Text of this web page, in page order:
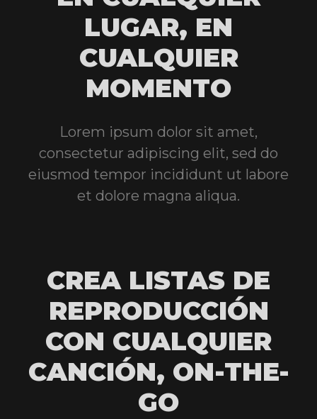
LUGAR, EN
CUALQUIER
MOMENTO
Lorem ipsum dolor sit amet,
consectetur adipiscing elit, sed do
eiusmod tempor incididunt ut labore
et dolore magna aliqua.
CREA LISTAS DE
REPRODUCCIÓN
CON CUALQUIER
CANCIÓN, ON-THE-
GO